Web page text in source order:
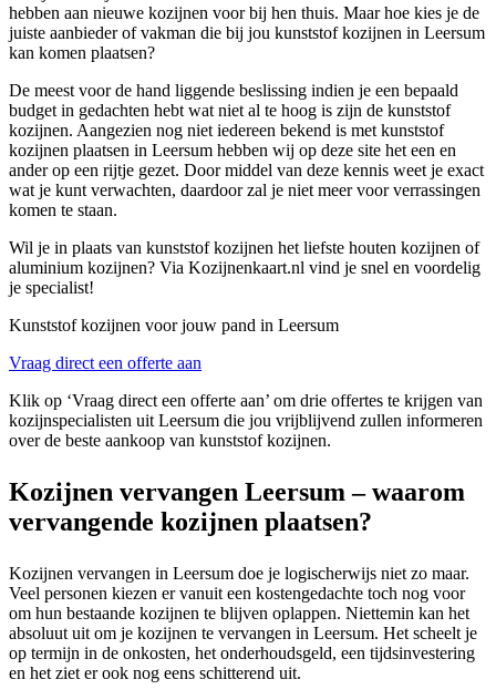
hebben aan nieuwe kozijnen voor bij hen thuis. Maar hoe kies je de
juiste aanbieder of vakman die bij jou kunststof kozijnen in Leersum
kan komen plaatsen?
De meest voor de hand liggende beslissing indien je een bepaald
budget in gedachten hebt wat niet al te hoog is zijn de kunststof
kozijnen. Aangezien nog niet iedereen bekend is met kunststof
kozijnen plaatsen in Leersum hebben wij op deze site het een en
ander op een rijtje gezet. Door middel van deze kennis weet je exact
wat je kunt verwachten, daardoor zal je niet meer voor verrassingen
komen te staan.
Wil je in plaats van kunststof kozijnen het liefste houten kozijnen of
aluminium kozijnen? Via Kozijnenkaart.nl vind je snel en voordelig
je specialist!
Kunststof kozijnen voor jouw pand in Leersum
Vraag direct een offerte aan
Klik op ‘Vraag direct een offerte aan’ om drie offertes te krijgen van
kozijnspecialisten uit Leersum die jou vrijblijvend zullen informeren
over de beste aankoop van kunststof kozijnen.
Kozijnen vervangen Leersum – waarom
vervangende kozijnen plaatsen?
Kozijnen vervangen in Leersum doe je logischerwijs niet zo maar.
Veel personen kiezen er vanuit een kostengedachte toch nog voor
om hun bestaande kozijnen te blijven oplappen. Niettemin kan het
absoluut uit om je kozijnen te vervangen in Leersum. Het scheelt je
op termijn in de onkosten, het onderhoudsgeld, een tijdsinvestering
en het ziet er ook nog eens schitterend uit.